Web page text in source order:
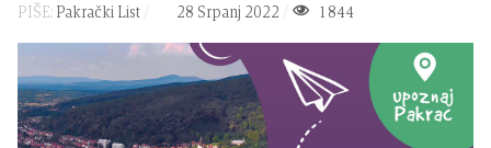
PIŠE: Pakrački List 28 Srpanj 2022 1844